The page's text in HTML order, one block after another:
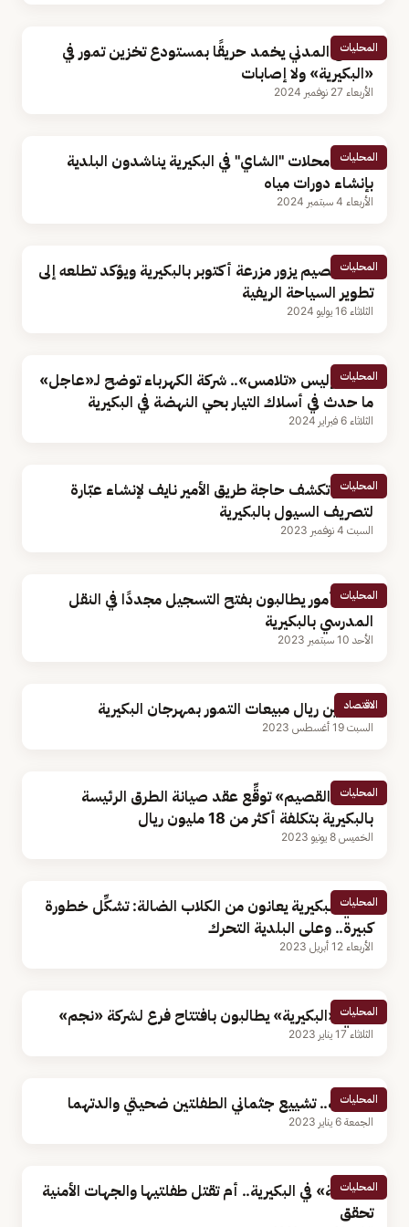
المحليات
الدفاع المدني يخمد حريقًا بمستودع تخزين تمور في
«البكيرية» ولا إصابات
الأربعاء 27 نوفمبر 2024
المحليات
مرتادوا محلات "الشاي" في البكيرية يناشدون البلدية
بإنشاء دورات مياه
الأربعاء 4 سبتمبر 2024
المحليات
أمير القصيم يزور مزرعة أكتوبر بالبكيرية ويؤكد تطلعه إلى
تطوير السياحة الريفية
الثلاثاء 16 يوليو 2024
المحليات
عطل وليس «تلامس».. شركة الكهرباء توضح لـ«عاجل»
ما حدث في أسلاك التيار بحي النهضة في البكيرية
الثلاثاء 6 فبراير 2024
المحليات
الأمطار تكشف حاجة طريق الأمير نايف لإنشاء عبّارة
لتصريف السيول بالبكيرية
السبت 4 نوفمبر 2023
المحليات
أولياء أمور يطالبون بفتح التسجيل مجددًا في النقل
المدرسي بالبكيرية
الأحد 10 سبتمبر 2023
الاقتصاد
4 ملايين ريال مبيعات التمور بمهرجان البكيرية
السبت 19 أغسطس 2023
المحليات
«أمانة القصيم» توقِّع عقد صيانة الطرق الرئيسة
بالبكيرية بتكلفة أكثر من 18 مليون ريال
الخميس 8 يونيو 2023
المحليات
أهالي البكيرية يعانون من الكلاب الضالة: تشكِّل خطورة
كبيرة.. وعلى البلدية التحرك
الأربعاء 12 أبريل 2023
المحليات
أهالي «البكيرية» يطالبون بافتتاح فرع لشركة «نجم»
الثلاثاء 17 يناير 2023
المحليات
البكيرية.. تشييع جثماني الطفلتين ضحيتي والدتهما
الجمعة 6 يناير 2023
المحليات
«فاجعة» في البكيرية.. أم تقتل طفلتيها والجهات الأمنية
تحقق